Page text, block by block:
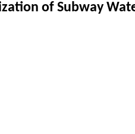
of Subway